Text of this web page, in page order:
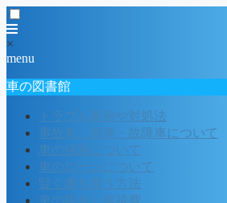
×
menu
車の図書館
トラブル事例や対処法
事故車・廃車・故障車について
車の保険について
車のローンについて
賢く車を買う方法
車の税金と維持費